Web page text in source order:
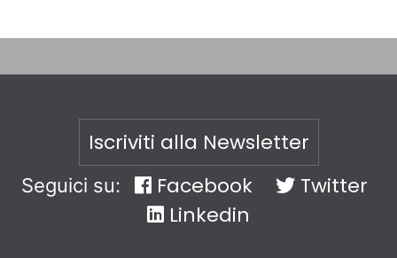
Iscriviti alla Newsletter
Seguici su: Facebook
Twitter
Linkedin